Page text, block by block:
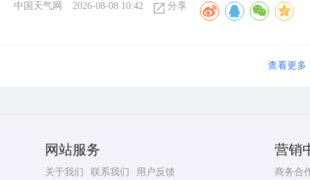
中国天气网 2026-08-08 10:42 分享
查看更多
网站服务
关于我们 联系我们 用户反馈
营销
商务合